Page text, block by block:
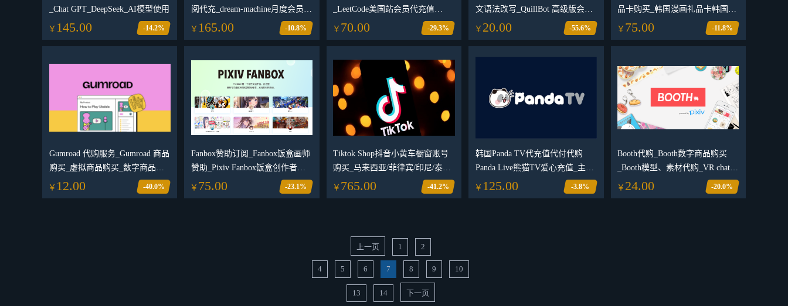
_Chat GPT_DeepSeek_AI模型使用
￥ 145.00 -14.2%
阅代充_dream-machine月度会员订
阅_dream-machine年度会员订阅代
￥ 165.00 -10.8%
_LeetCode美国站会员代充值
_LeetCode稳定账户_LeetCode美国
站会员一个月_LeetCode Premiun
￥ 70.00 -29.3%
文语法改写_QuillBot 高级版会员
_QuillBot 订阅_QuillBot 会员购买
￥ 20.00 -55.6%
品卡购买_韩国漫画礼品卡韩国小
说充值_韩漫充值礼品卡
￥ 75.00 -11.8%
Gumroad 代购服务_Gumroad 商品
购买_虚拟商品购买_数字商品代
购_全球 Gumroad 代购
￥ 12.00 -40.0%
Fanbox赞助订阅_Fanbox饭盒画师
赞助_Pixiv Fanbox饭盒创作者订
阅
￥ 75.00 -23.1%
Tiktok Shop抖音小黄车橱窗账号
购买_马来西亚/菲律宾/印尼/泰国/
越南/英国 抖音橱窗账号_海外抖
音TikTok小黄车账号出售交易平
￥ 765.00 -41.2%
韩国Panda TV代充值代付代购
Panda Live熊猫TV爱心充值_主播
订阅打赏
￥ 125.00 -3.8%
Booth代购_Booth数字商品购买
_Booth模型、素材代购_VR chat模
型购买
￥ 24.00 -20.0%
上一页 1 2
4 5 6 7 8 9 10
13 14 下一页